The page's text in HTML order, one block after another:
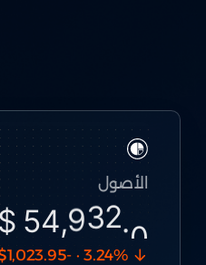
الأصول
,54 $396.4
3.24% · -$1,023.95